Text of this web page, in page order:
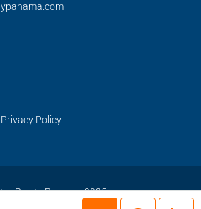
Privacy Policy
Realty Panama 2025.